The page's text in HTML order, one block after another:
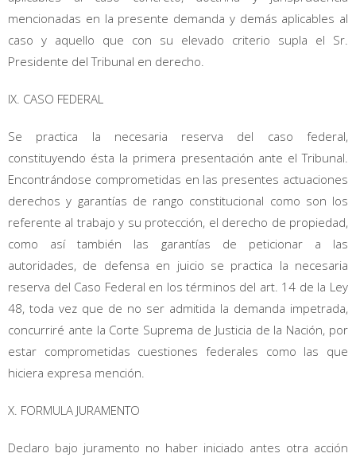
mencionadas en la presente demanda y demás aplicables al
caso y aquello que con su elevado criterio supla el Sr.
Presidente del Tribunal en derecho.
IX. CASO FEDERAL
Se practica la necesaria reserva del caso federal,
constituyendo ésta la primera presentación ante el Tribunal.
Encontrándose comprometidas en las presentes actuaciones
derechos y garantías de rango constitucional como son los
referente al trabajo y su protección, el derecho de propiedad,
como así también las garantías de peticionar a las
autoridades, de defensa en juicio se practica la necesaria
reserva del Caso Federal en los términos del art. 14 de la Ley
48, toda vez que de no ser admitida la demanda impetrada,
concurriré ante la Corte Suprema de Justicia de la Nación, por
estar comprometidas cuestiones federales como las que
hiciera expresa mención.
X. FORMULA JURAMENTO
Declaro bajo juramento no haber iniciado antes otra acción